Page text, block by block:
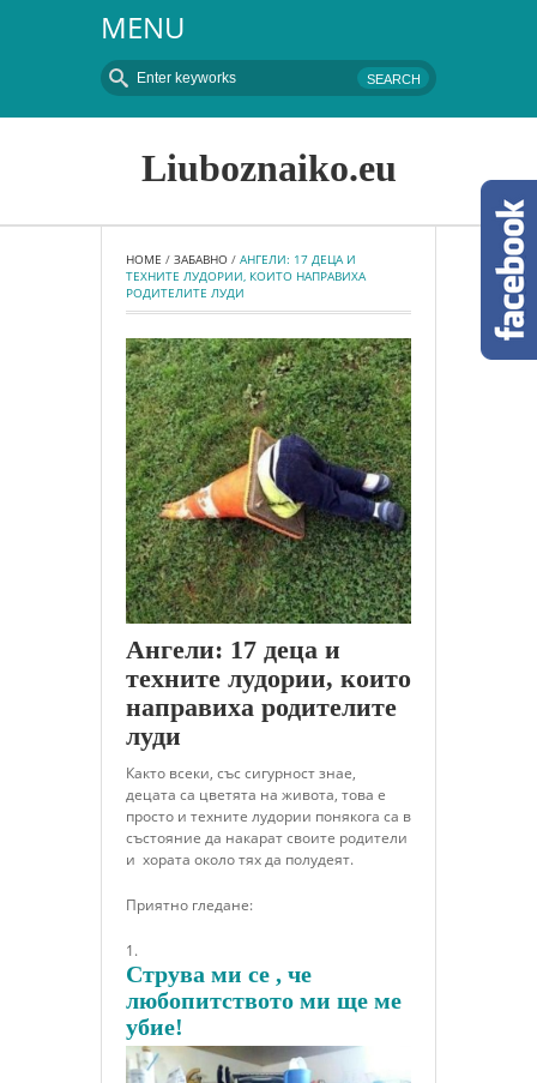
MENU
Liuboznaiko.eu
HOME / ЗАБАВНО / АНГЕЛИ: 17 ДЕЦА И
ТЕХНИТЕ ЛУДОРИИ, КОИТО НАПРАВИХА
РОДИТЕЛИТЕ ЛУДИ
Ангели: 17 деца и
техните лудории, които
направиха родителите
луди
Както всеки, със сигурност знае,
децата са цветята на живота, това е
просто и техните лудории понякога са в
състояние да накарат своите родители
и хората около тях да полудеят.
Приятно гледане:
Струва ми се , че
любопитството ми ще ме
убие!